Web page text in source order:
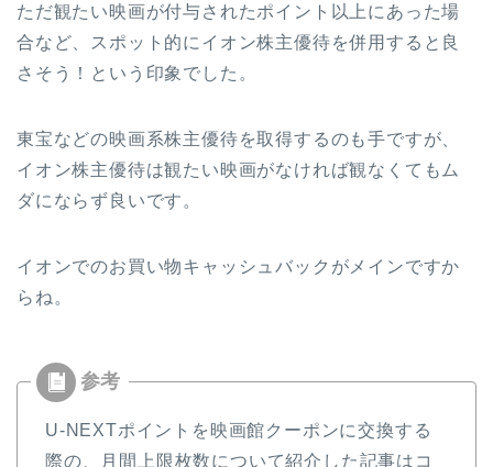
ただ観たい映画が付与されたポイント以上にあった場
合など、スポット的にイオン株主優待を併用すると良
さそう！という印象でした。
東宝などの映画系株主優待を取得するのも手ですが、
イオン株主優待は観たい映画がなければ観なくてもム
ダにならず良いです。
イオンでのお買い物キャッシュバックがメインですか
らね。
U-NEXTポイントを映画館クーポンに交換する
際の、月間上限枚数について紹介した記事はコ